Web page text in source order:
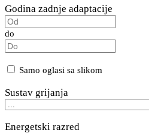
Godina zadnje adaptacije
do
Samo oglasi sa slikom
Sustav grijanja
Energetski razred